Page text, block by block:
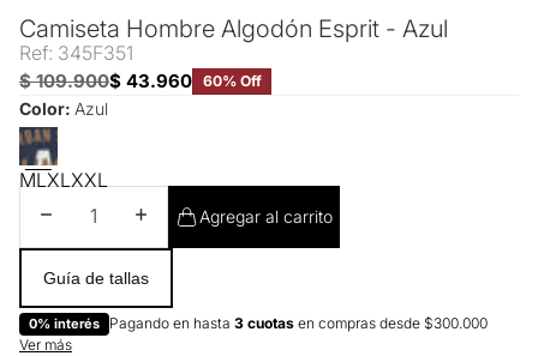
Camiseta Hombre Algodón Esprit - Azul
Ref: 345F351
$ 109.900$ 43.960 60% Off
Color: Azul
ML XL XXL
Disminuir cantidadAumentar cantidad
Agregar al carrito
Guía de tallas
0% interés Pagando en hasta 3 cuotas en compras desde $300.000
Ver más